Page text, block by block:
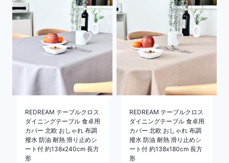
REDREAM テーブルクロス
ダイニングテーブル 食卓用
カバー 北欧 おしゃれ 布調
撥水 防油 耐熱 滑り止めシ
ート付 約138x240cm 長方
形
REDREAM テーブルクロス
ダイニングテーブル 食卓用
カバー 北欧 おしゃれ 布調
撥水 防油 耐熱 滑り止めシ
ート付 約138x180cm 長方
形